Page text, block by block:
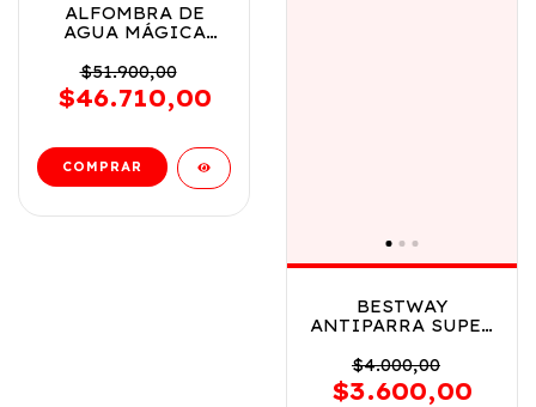
ALFOMBRA DE
AGUA MÁGICA
ROCIADOR
SPIDERMAN COD
8931
$51.900,00
$46.710,00
BESTWAY
ANTIPARRA SUPER
A 14 ANOS VR2
21048 ROSA
$4.000,00
$3.600,00